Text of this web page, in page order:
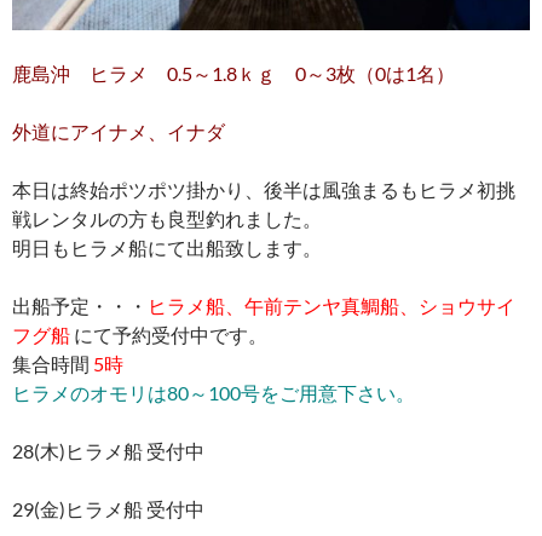
鹿島沖 ヒラメ 0.5～1.8ｋｇ 0～3枚（0は1名）
外道にアイナメ、イナダ
本日は終始ポツポツ掛かり、後半は風強まるもヒラメ初挑
戦レンタルの方も良型釣れました。
明日もヒラメ船にて出船致します。
出船予定・・・ ヒラメ船、午前テンヤ真鯛船、ショウサイ
フグ船 にて予約受付中です。
集合時間 5時
ヒラメのオモリは80～100号をご用意下さい。
28(木)ヒラメ船 受付中
29(金)ヒラメ船 受付中